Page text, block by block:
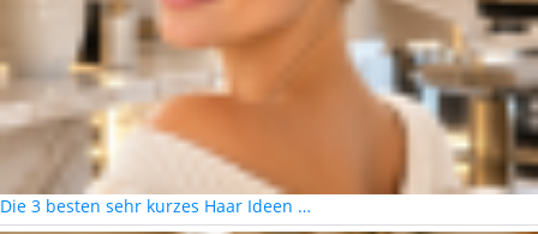
Die 3 besten sehr kurzes Haar Ideen …